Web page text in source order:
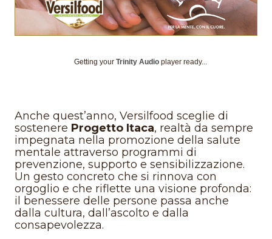
Getting your Trinity Audio player ready...
Anche quest’anno, Versilfood sceglie di
sostenere Progetto Itaca, realtà da sempre
impegnata nella promozione della salute
mentale attraverso programmi di
prevenzione, supporto e sensibilizzazione.
Un gesto concreto che si rinnova con
orgoglio e che riflette una visione profonda:
il benessere delle persone passa anche
dalla cultura, dall’ascolto e dalla
consapevolezza.